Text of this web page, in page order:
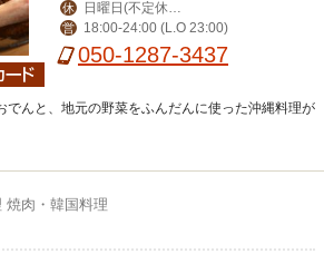
休
り)
営 18:00-24:00 (L.O 23:00)
050-1287-3437
でんと、地元の野菜をふんだんに使った沖縄料理が
焼肉・韓国料理